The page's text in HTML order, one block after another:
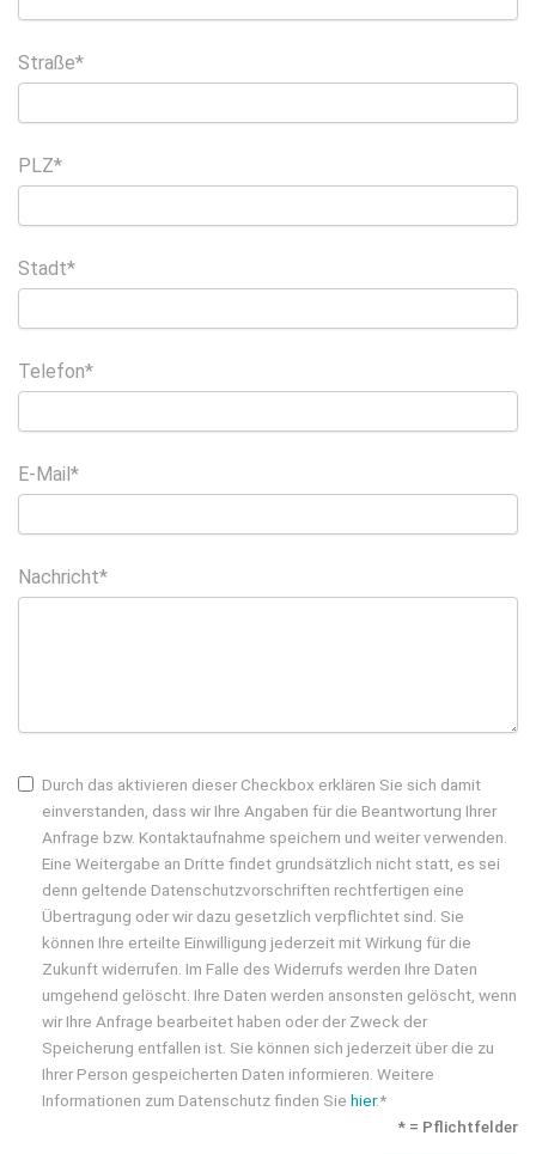
Straße*
PLZ*
Stadt*
Telefon*
E-Mail*
Nachricht*
Durch das aktivieren dieser Checkbox erklären Sie sich damit
einverstanden, dass wir Ihre Angaben für die Beantwortung Ihrer
Anfrage bzw. Kontaktaufnahme speichern und weiter verwenden.
Eine Weitergabe an Dritte findet grundsätzlich nicht statt, es sei
denn geltende Datenschutzvorschriften rechtfertigen eine
Übertragung oder wir dazu gesetzlich verpflichtet sind. Sie
können Ihre erteilte Einwilligung jederzeit mit Wirkung für die
Zukunft widerrufen. Im Falle des Widerrufs werden Ihre Daten
umgehend gelöscht. Ihre Daten werden ansonsten gelöscht, wenn
wir Ihre Anfrage bearbeitet haben oder der Zweck der
Speicherung entfallen ist. Sie können sich jederzeit über die zu
Ihrer Person gespeicherten Daten informieren. Weitere
Informationen zum Datenschutz finden Sie hier.*
* = Pflichtfelder